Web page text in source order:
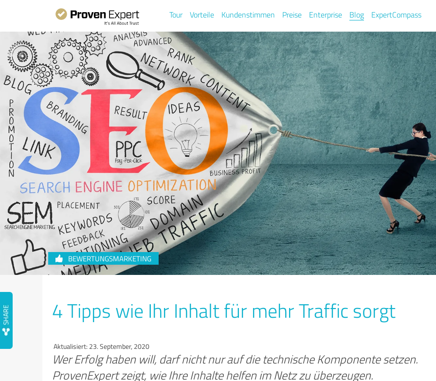
Tour Vorteile Kundenstimmen Preise Enterprise Blog ExpertCompass
BEWERTUNGSMARKETING
4 Tipps wie Ihr Inhalt für mehr Traffic sorgt
Aktualisiert: 23. September, 2020
Wer Erfolg haben will, darf nicht nur auf die technische Komponente setzen.
ProvenExpert zeigt, wie Ihre Inhalte helfen im Netz zu überzeugen.